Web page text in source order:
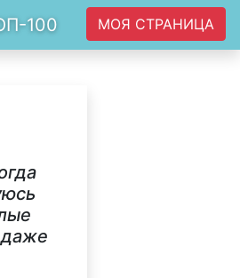
100 МОЯ СТРАНИЦА
даже